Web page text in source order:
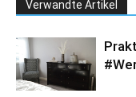
Verwandte Artikel